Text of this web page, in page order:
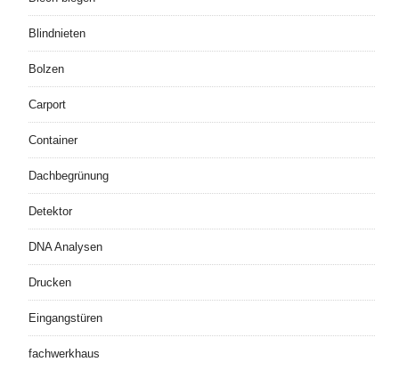
Blindnieten
Bolzen
Carport
Container
Dachbegrünung
Detektor
DNA Analysen
Drucken
Eingangstüren
fachwerkhaus